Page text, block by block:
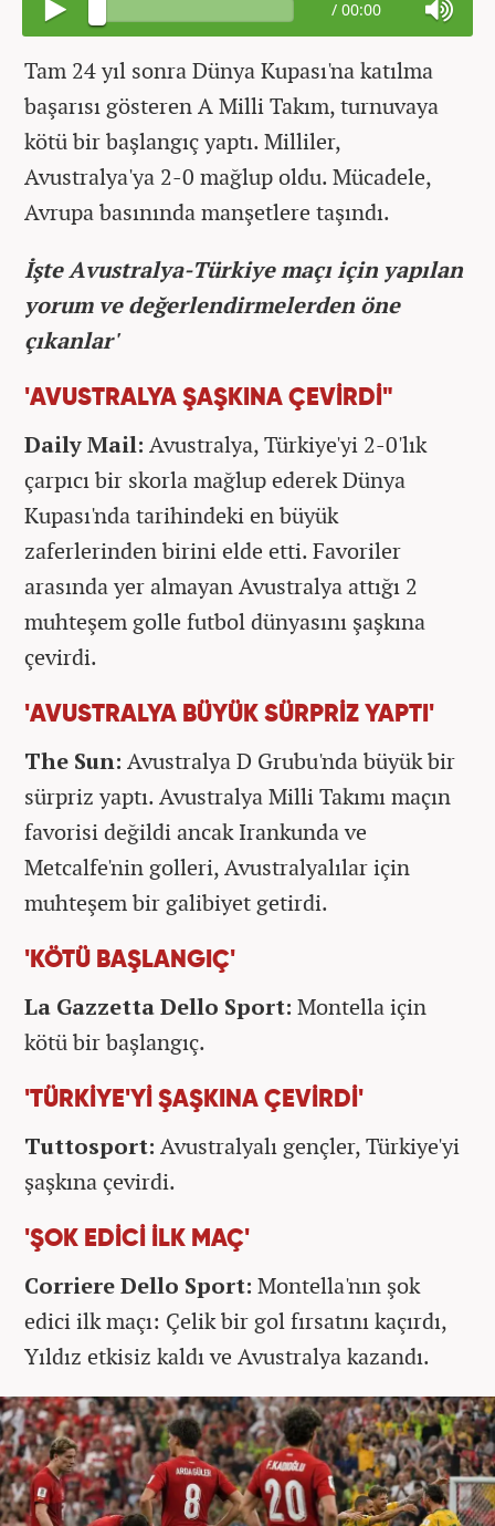
/ 00:00
Tam 24 yıl sonra Dünya Kupası'na katılma
başarısı gösteren A Milli Takım, turnuvaya
kötü bir başlangıç yaptı. Milliler,
Avustralya'ya 2-0 mağlup oldu. Mücadele,
Avrupa basınında manşetlere taşındı.
İşte Avustralya-Türkiye maçı için yapılan
yorum ve değerlendirmelerden öne
çıkanlar'
'AVUSTRALYA ŞAŞKINA ÇEVİRDİ"
Daily Mail: Avustralya, Türkiye'yi 2-0'lık
çarpıcı bir skorla mağlup ederek Dünya
Kupası'nda tarihindeki en büyük
zaferlerinden birini elde etti. Favoriler
arasında yer almayan Avustralya attığı 2
muhteşem golle futbol dünyasını şaşkına
çevirdi.
'AVUSTRALYA BÜYÜK SÜRPRİZ YAPTI'
The Sun: Avustralya D Grubu'nda büyük bir
sürpriz yaptı. Avustralya Milli Takımı maçın
favorisi değildi ancak Irankunda ve
Metcalfe'nin golleri, Avustralyalılar için
muhteşem bir galibiyet getirdi.
'KÖTÜ BAŞLANGIÇ'
La Gazzetta Dello Sport: Montella için
kötü bir başlangıç.
'TÜRKİYE'Yİ ŞAŞKINA ÇEVİRDİ'
Tuttosport: Avustralyalı gençler, Türkiye'yi
şaşkına çevirdi.
'ŞOK EDİCİ İLK MAÇ'
Corriere Dello Sport: Montella'nın şok
edici ilk maçı: Çelik bir gol fırsatını kaçırdı,
Yıldız etkisiz kaldı ve Avustralya kazandı.